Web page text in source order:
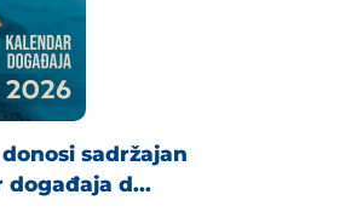
sadržajan
događaja d...